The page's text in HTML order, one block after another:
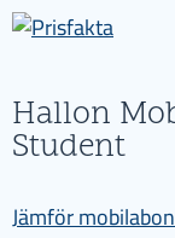
Hallon
Student
Jämför